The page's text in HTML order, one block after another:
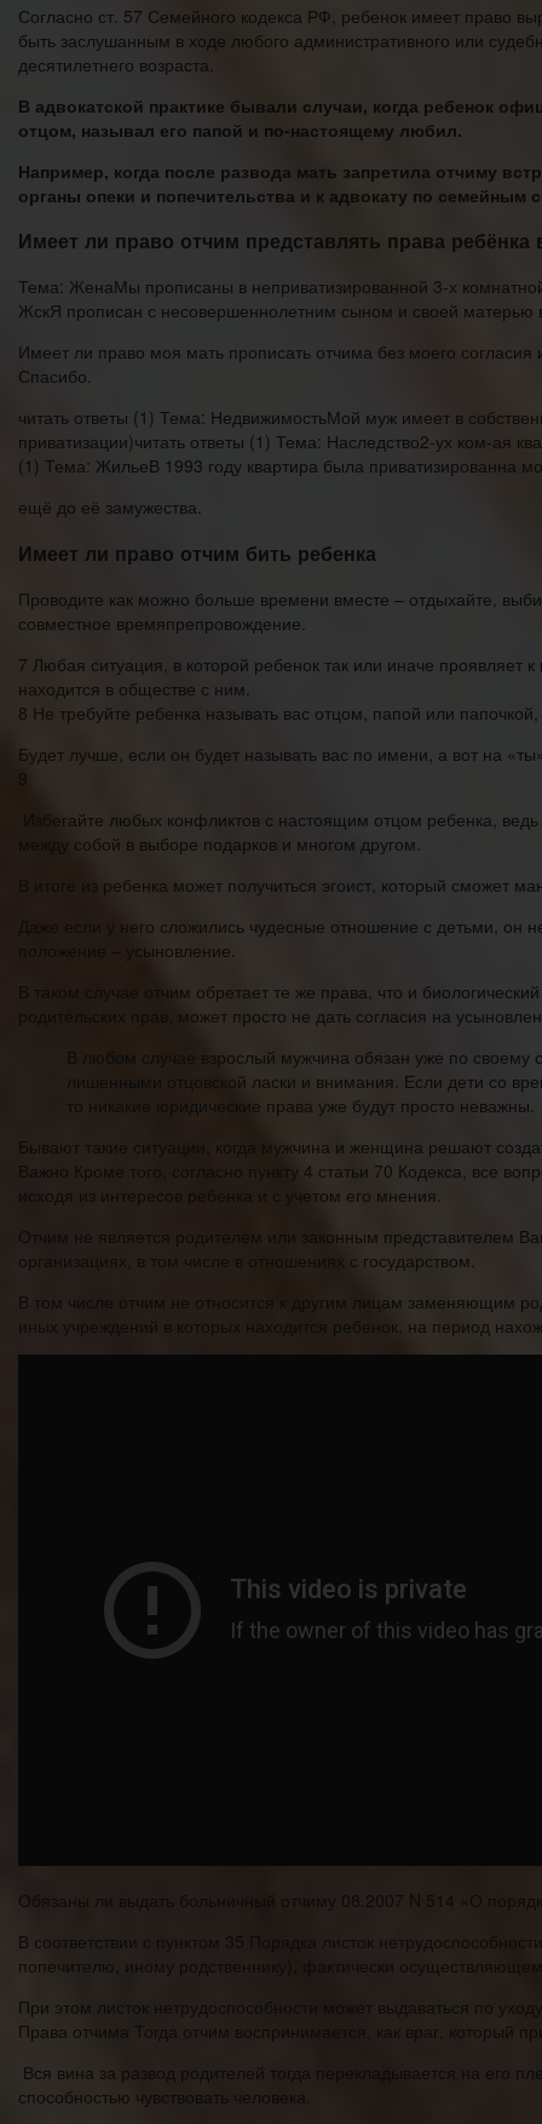
Согласно ст. 57 Семейного кодекса РФ, ребенок имеет право
быть заслушанным в ходе любого административного или
десятилетнего возраста.
В адвокатской практике бывали случаи, когда ребенок
отцом, называл его папой и по-настоящему любил.
Например, когда после развода мать запретила отчиму
органы опеки и попечительства и к адвокату по семейным
Имеет ли право отчим представлять права ребёнка
Тема: ЖенаМы прописаны в неприватизированной 3-х
ЖскЯ прописан с несовершеннолетним сыном и своей матерью
Имеет ли право моя мать прописать отчима без моего
Спасибо.
читать ответы (1) Тема: НедвижимостьМой муж имеет в
приватизации)читать ответы (1) Тема: Наследство2-ух ком-ая
(1) Тема: ЖильеВ 1993 году квартира была приватизированна
ещё до её замужества.
Имеет ли право отчим бить ребенка
Проводите как можно больше времени вместе – отдыхайте,
совместное времяпрепровождение.
7 Любая ситуация, в которой ребенок так или иначе проявляет
находится в обществе с ним.
8 Не требуйте ребенка называть вас отцом, папой или
Будет лучше, если он будет называть вас по имени, а вот на
9
Избегайте любых конфликтов с настоящим отцом ребенка,
между собой в выборе подарков и многом другом.
В итоге из ребенка может получиться эгоист, который сможет
Даже если у него сложились чудесные отношение с детьми, он
положение – усыновление.
В таком случае отчим обретает те же права, что и
родительских прав, может просто не дать согласия на
В любом случае взрослый мужчина обязан уже по своему
лишенными отцовской ласки и внимания. Если дети со
то никакие юридические права уже будут просто неважны.
Бывают такие ситуации, когда мужчина и женщина решают
Важно Кроме того, согласно пункту 4 статьи 70 Кодекса, все
исходя из интересов ребенка и с учетом его мнения.
Отчим не является родителем или законным представителем
организациях, в том числе в отношениях с государством.
В том числе отчим не относится к другим лицам заменяющим
иных учреждений в которых находится ребенок, на период
Обязаны ли выдать больничный отчиму 08.2007 N 514 «О
В соответствии с пунктом 35 Порядка листок
попечителю, иному родственнику), фактически
При этом листок нетрудоспособности может выдаваться по
Права отчима Тогда отчим воспринимается, как враг, который
Вся вина за развод родителей тогда перекладывается на его
способностью чувствовать человека.